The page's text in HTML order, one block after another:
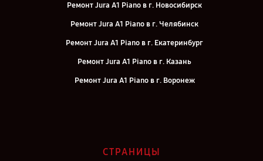
Ремонт Jura A1 Piano в г. Новосибирск
Ремонт Jura A1 Piano в г. Челябинск
Ремонт Jura A1 Piano в г. Екатеринбург
Ремонт Jura A1 Piano в г. Казань
Ремонт Jura A1 Piano в г. Воронеж
Ремонт Jura A1 Piano в г. Санкт-Петербург
СТРАНИЦЫ